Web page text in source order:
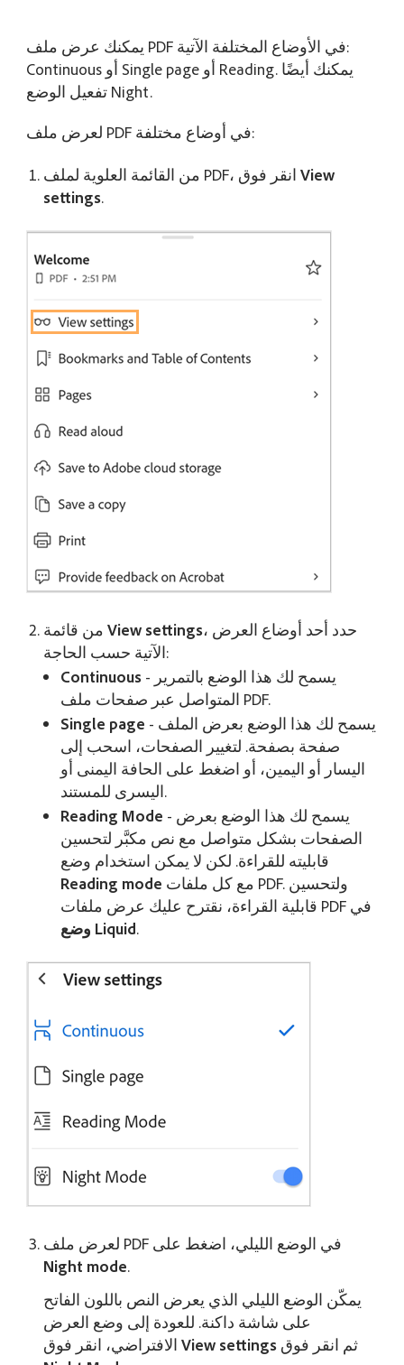
يمكنك عرض ملف PDF في الأوضاع المختلفة الآتية:
Continuous أو Single page أو Reading. يمكنك أيضًا
تفعيل الوضع Night.
لعرض ملف PDF في أوضاع مختلفة:
من القائمة العلوية لملف PDF، انقر فوقView
settings.
من قائمةView settings، حدد أحد أوضاع العرض
الآتية حسب الحاجة:
Continuous - يسمح لك هذا الوضع بالتمرير
المتواصل عبر صفحات ملف PDF.
Single page - يسمح لك هذا الوضع بعرض الملف
صفحة بصفحة. لتغيير الصفحات، اسحب إلى
اليسار أو اليمين، أو اضغط على الحافة اليمنى أو
اليسرى للمستند.
Reading Mode - يسمح لك هذا الوضع بعرض
الصفحات بشكل متواصل مع نص مكبَّر لتحسين
قابليته للقراءة. لكن لا يمكن استخدام وضع
Reading mode
قابلية القراءة، نقترح عليك عرض ملفات PDF في
وضع Liquid.
لعرض ملف PDF في الوضع الليلي، اضغط على
Night mode.
يمكّن الوضع الليلي الذي يعرض النص باللون الفاتح
على شاشة داكنة. للعودة إلى وضع العرض
الافتراضي، انقر فوقView settings ثم انقر فوق